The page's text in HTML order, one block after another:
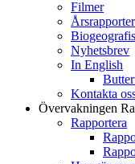
Filmer
Årsrapporter
Nyhetsbrev
In English
Kontakta
Övervakningen
Rapportera